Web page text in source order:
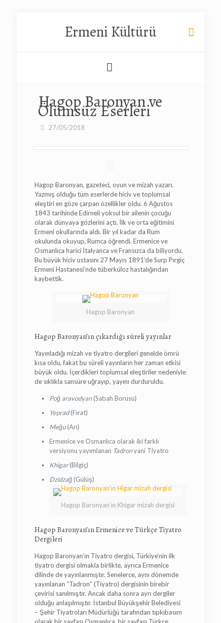
Ermeni Kültürü
Hagop Baronyan ve
Ölümsüz Eserleri
27/05/2018
Hagop Baronyan, gazeteci, oyun ve mizah yazarı.
Yazmış olduğu tüm eserlerde hiciv ve toplumsal
eleştiri en göze çarpan özellikler oldu. 6 Ağustos
1843 tarihinde Edirneli yoksul bir ailenin çocuğu
olarak dünyaya gözlerini açtı. İlk ve orta eğitimini
Ermeni okullarında aldı. Bir yıl kadar da Rum
okulunda okuyup, Rumca öğrendi. Ermenice ve
Osmanlıca harici İtalyanca ve Fransızca da biliyordu.
Bu büyük hiciv ustasını 27 Mayıs 1891’de Surp Pırgiç
Ermeni Hastanesi’nde tüberküloz hastalığından
kaybettik.
Hagop Baronyan
Hagop Baronyan’ın çıkardığı süreli yayınlar
Yayınladığı mizah ve tiyatro dergileri genelde ömrü
kısa oldu, fakat bu süreli yayınların her zaman etkisi
büyük oldu. İçerdikleri toplumsal eleştiriler nedeniyle
de sıklıkla sansüre uğrayıp, yayını durduruldu.
Poğ aravodyan(Sabah Borusu)
Yeprad(Fırat)
Meğu(Arı)
Ermenice ve Osmanlıca olarak iki farklı
versiyonu yayımlanan Tadronyani Tiyatro
Khigar(Bilgiç)
Dzidzağ(Gülüş)
Hagop Baronyan’ın Khigar mizah dergisi
Hagop Baronyan’ın Ermenice ve Türkçe Tiyatro
Dergileri
Hagop Baronyan’ın Tiyatro dergisi, Türkiye’nin ilk
tiyatro dergisi olmakla birlikte, ayrıca Ermenice
dilinde de yayınlanmıştır. Senelerce, aynı dönemde
yayınlanan “Tadron” (Tiyatro) dergisinin birebir
çevirisi sanılmıştır. Ancak daha sonra ayrı dergiler
olduğu anlaşılmıştır. İstanbul Büyükşehir Belediyesi
– Şehir Tiyatroları Müdürlüğü tarafından tıpkıbasım